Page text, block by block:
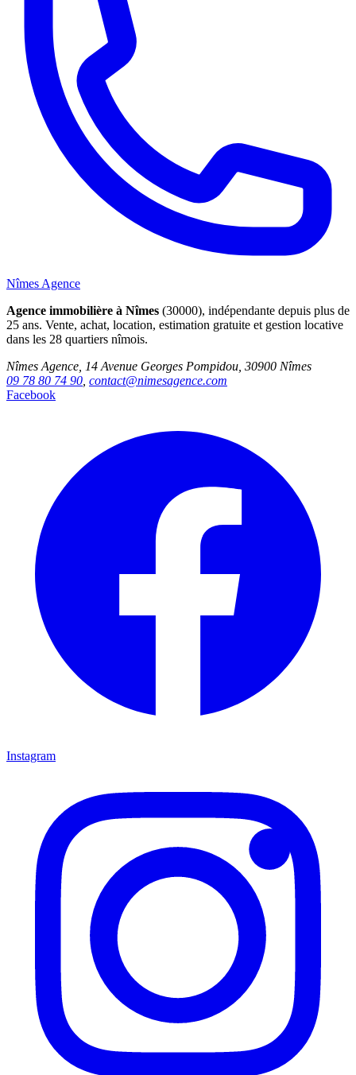
Nîmes Agence
Agence immobilière à Nîmes (30000), indépendante depuis plus de
25 ans. Vente, achat, location, estimation gratuite et gestion locative
dans les 28 quartiers nîmois.
Nîmes Agence, 14 Avenue Georges Pompidou, 30900 Nîmes
09 78 80 74 90 contact@nimesagence.com
Facebook
Instagram